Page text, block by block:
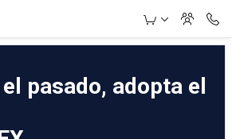
pasado, adopta el